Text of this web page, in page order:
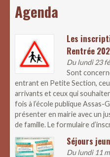
Agenda
Les
Rentrée
Du lundi 23
Sont
entrant en Petite Section,
arrivants et ceux qui
fois à l’école publique Assas-
présenter en mairie avec un
de famille. Le formulaire
Séjours
Du lundi 11